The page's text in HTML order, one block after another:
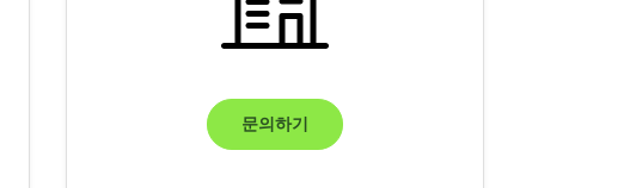
문의하기